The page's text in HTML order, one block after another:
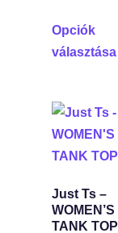
Opciók
választása
Just Ts –
WOMEN’S
TANK TOP